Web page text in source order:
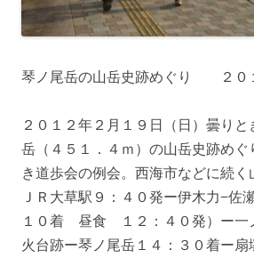
琴ノ尾岳の山岳史跡めぐり ２０
２０１２年２月１９日（日）曇り
岳（４５１．４ｍ）の山岳史跡めぐ
き道歩会の例会。西海市などに続く
ＪＲ大草駅９：４０発ー伊木力−佐
１０着 昼食 １２：４０発）ー一
火台跡ー琴ノ尾岳１４：３０着ー